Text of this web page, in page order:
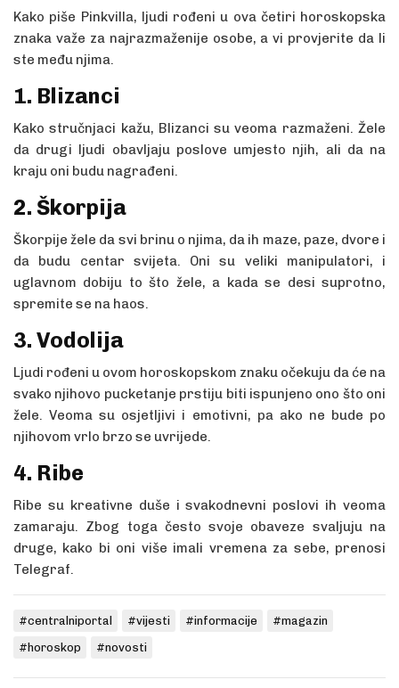
Kako piše Pinkvilla, ljudi rođeni u ova četiri horoskopska
znaka važe za najrazmaženije osobe, a vi provjerite da li
ste među njima.
1. Blizanci
Kako stručnjaci kažu, Blizanci su veoma razmaženi. Žele
da drugi ljudi obavljaju poslove umjesto njih, ali da na
kraju oni budu nagrađeni.
2. Škorpija
Škorpije žele da svi brinu o njima, da ih maze, paze, dvore i
da budu centar svijeta. Oni su veliki manipulatori, i
uglavnom dobiju to što žele, a kada se desi suprotno,
spremite se na haos.
3. Vodolija
Ljudi rođeni u ovom horoskopskom znaku očekuju da će na
svako njihovo pucketanje prstiju biti ispunjeno ono što oni
žele. Veoma su osjetljivi i emotivni, pa ako ne bude po
njihovom vrlo brzo se uvrijede.
4. Ribe
Ribe su kreativne duše i svakodnevni poslovi ih veoma
zamaraju. Zbog toga često svoje obaveze svaljuju na
druge, kako bi oni više imali vremena za sebe, prenosi
Telegraf.
#centralniportal #vijesti #informacije
#magazin
#horoskop
#novosti